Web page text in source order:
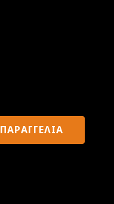
ΠΑΡΑΓΓΕΛΙΑ